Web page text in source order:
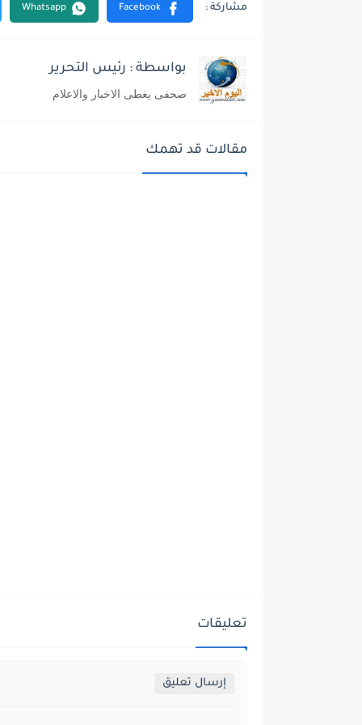
بواسطة : رئيس التحرير
صحفى يغطى الاخبار والاعلام
مقالات قد تهمك
"سـاعـة ونـصـف مـن الـغـدر".. مـن
أمـر بـسـحـب الـحـراسات قـبـل
بـدقـائق؟.. تـفـاصـيـل مـرعـبـة